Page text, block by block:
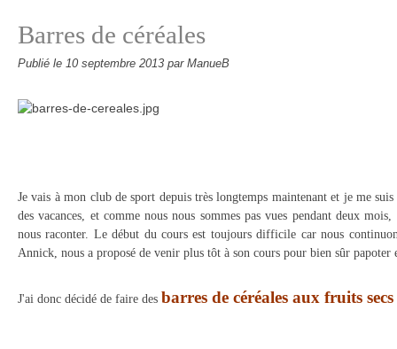
Barres de céréales
Publié le 10 septembre 2013 par ManueB
Je vais à mon club de sport depuis très longtemps maintenant et je me
des vacances, et comme nous nous sommes pas vues pendant deux
nous raconter. Le début du cours est toujours difficile car nous
Annick, nous a proposé de venir plus tôt à son cours pour bien sûr
J'ai donc décidé de faire des barres de céréales aux fruits secs